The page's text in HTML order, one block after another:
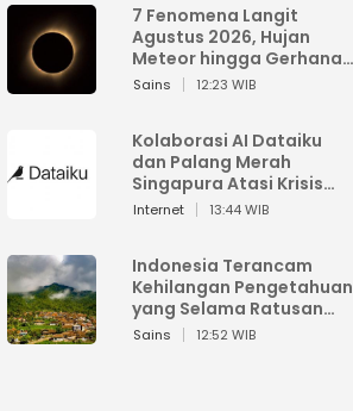
7 Fenomena Langit
Agustus 2026, Hujan
Meteor hingga Gerhana
Matahari
Sains 12:23 WIB
Kolaborasi AI Dataiku
dan Palang Merah
Singapura Atasi Krisis
Bencana
Internet 13:44 WIB
Indonesia Terancam
Kehilangan Pengetahuan
yang Selama Ratusan
Tahun Menjaga Alam
Sains 12:52 WIB